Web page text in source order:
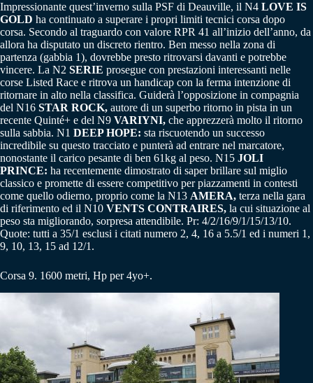
Impressionante quest’inverno sulla PSF di Deauville, il N4 LOVE IS
GOLD ha continuato a superare i propri limiti tecnici corsa dopo
corsa. Secondo al traguardo con valore RPR 41 all’inizio dell’anno, da
allora ha disputato un discreto rientro. Ben messo nella zona di
partenza (gabbia 1), dovrebbe presto ritrovarsi davanti e potrebbe
vincere. La N2 SERIE prosegue con prestazioni interessanti nelle
corse Listed Race e ritrova un handicap con la ferma intenzione di
ritornare in alto nella classifica. Guiderà l’opposizione in compagnia
del N16 STAR ROCK, autore di un superbo ritorno in pista in un
recente Quinté+ e del N9 VARIYNI, che apprezzerà molto il ritorno
sulla sabbia. N1 DEEP HOPE: sta riscuotendo un successo
incredibile su questo tracciato e punterà ad entrare nel marcatore,
nonostante il carico pesante di ben 61kg al peso. N15 JOLI
PRINCE: ha recentemente dimostrato di saper brillare sul miglio
classico e promette di essere competitivo per piazzamenti in contesti
come quello odierno, proprio come la N13 AMERA, terza nella gara
di riferimento ed il N10 VENTS CONTRAIRES, la cui situazione al
peso sta migliorando, sorpresa attendibile. Pr: 4/2/16/9/1/15/13/10.
Quote: tutti a 35/1 esclusi i citati numero 2, 4, 16 a 5.5/1 ed i numeri 1,
9, 10, 13, 15 ad 12/1.
Corsa 9. 1600 metri, Hp per 4yo+.